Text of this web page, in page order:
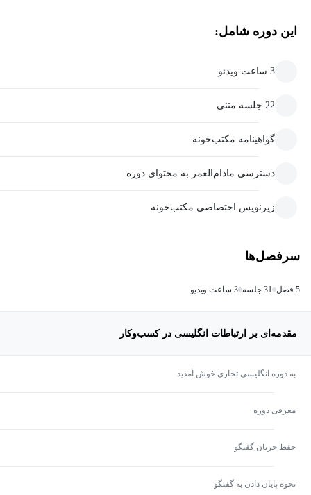
این دوره شامل:
3 ساعت ویدئو
22 جلسه متنی
گواهینامه مکتب‌خونه
دسترسی مادام‌العمر به محتوای دوره
زیرنویس اختصاصی مکتب‌خونه
سرفصل‌ها
5 فصل 31 جلسه 3 ساعت ویدیو
مقدمه‌ای بر ارتباطات انگلیسی در کسب‌وکار
به دوره انگلیسی تجاری خوش آمدید
معرفی دوره
حفظ جریان گفتگو
نحوه پایان دادن به گفتگو